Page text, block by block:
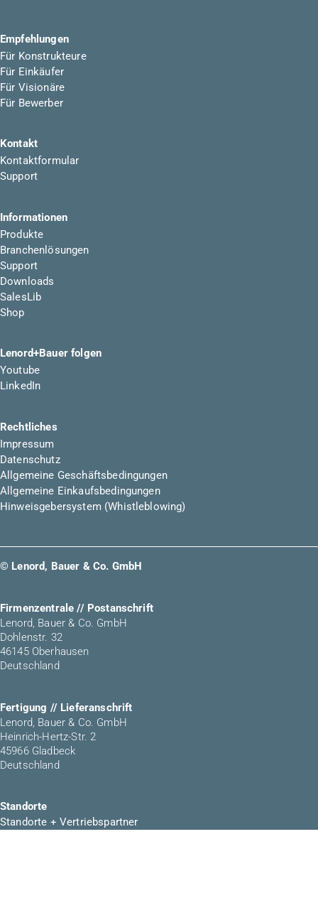
Empfehlungen
Für Konstrukteure
Für Einkäufer
Für Visionäre
Für Bewerber
Kontakt
Kontaktformular
Support
Informationen
Produkte
Branchenlösungen
Support
Downloads
SalesLib
Shop
Lenord+Bauer folgen
Youtube
LinkedIn
Rechtliches
Impressum
Datenschutz
Allgemeine Geschäftsbedingungen
Allgemeine Einkaufsbedingungen
Hinweisgebersystem (Whistleblowing)
© Lenord, Bauer & Co. GmbH
Firmenzentrale // Postanschrift
Lenord, Bauer & Co. GmbH
Dohlenstr. 32
46145 Oberhausen
Deutschland
Fertigung // Lieferanschrift
Lenord, Bauer & Co. GmbH
Heinrich-Hertz-Str. 2
45966 Gladbeck
Deutschland
Standorte
Standorte + Vertriebspartner